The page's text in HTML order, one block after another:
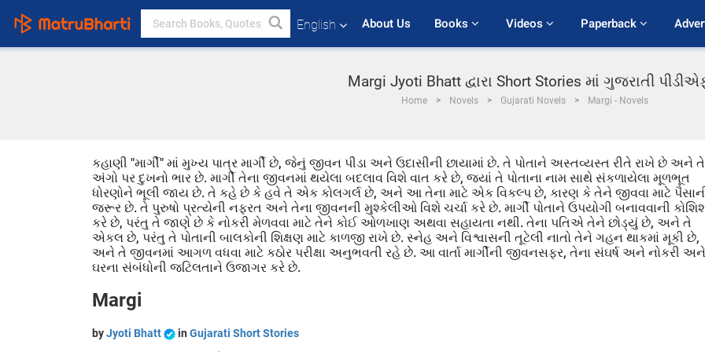
English About Us Books Videos Paperback
Margi Jyoti Bhatt દ્વારા Short Stories માં ગુજરાતી
Home Novels Gujarati Novels Margi - Novels
કહાણી "માર્ગી" માં મુખ્ય પાત્ર માર્ગી છે, જેનું જીવન પીડા અને ઉદાસીની છાયામાં છે. તે પોતાને અસ્તવ્યસ્ત રીતે રાખે છે અને
અંગો પર દુખનો ભાર છે. માર્ગી તેના જીવનમાં થયેલા બદલાવ વિશે વાત કરે છે, જ્યાં તે પોતાના નામ સાથે સંકળાયેલા મૂળભૂત
ધોરણોને ભૂલી જાય છે. તે કહે છે કે હવે તે એક કોલગર્લ છે, અને આ તેના માટે એક વિકલ્પ છે, કારણ કે તેને જીવવા માટે
જરૂર છે. તે પુરુષો પ્રત્યેની નફરત અને તેના જીવનની મુશ્કેલીઓ વિશે ચર્ચા કરે છે. માર્ગી પોતાને ઉપયોગી બનાવવાની
કરે છે, પરંતુ તે જાણે છે કે નોકરી મેળવવા માટે તેને કોઈ ઓળખાણ અથવા સહાયતા નથી. તેના પતિએ તેને છોડ્યું છે, અને તે
એકલ છે, પરંતુ તે પોતાની બાલકોની શિક્ષણ માટે કાળજી રાખે છે. સ્નેહ અને વિશ્વાસની તૂટેલી નાતો તેને ગહન થાકમાં મૂકી છે,
અને તે જીવનમાં આગળ વધવા માટે કઠોર પરીક્ષા અનુભવતી રહે છે. આ વાર્તા માર્ગીની જીવનસફર, તેના સંઘર્ષ અને નોકરી અને
ઘરના સંબંધોની જટિલતાને ઉજાગર કરે છે.
Margi
byJyoti Bhatt in Gujarati Short Stories